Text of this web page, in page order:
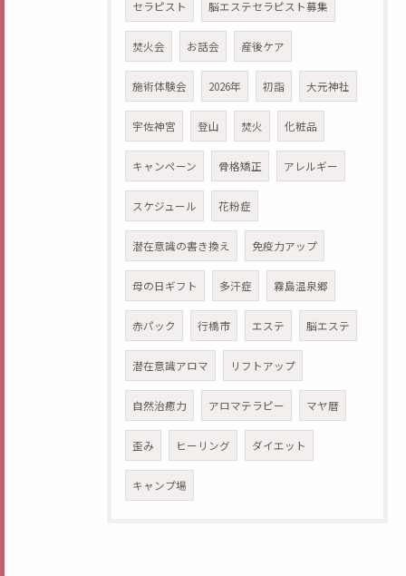
セラピスト 脳エステセラピスト募集
焚火会 お話会 産後ケア
施術体験会 2026年 初詣 大元神社
宇佐神宮 登山 焚火 化粧品
キャンペーン 骨格矯正 アレルギー
スケジュール 花粉症
潜在意識の書き換え 免疫力アップ
母の日ギフト 多汗症 霧島温泉郷
赤パック 行橋市 エステ 脳エステ
潜在意識アロマ リフトアップ
自然治癒力 アロマテラピー マヤ暦
歪み ヒーリング ダイエット
キャンプ場